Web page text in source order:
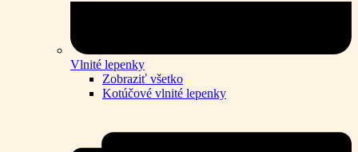
Vlnité lepenky
Zobraziť všetko
Kotúčové vlnité lepenky